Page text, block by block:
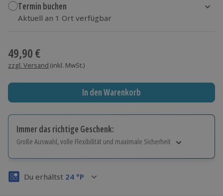
Termin buchen
Aktuell an 1 Ort verfügbar
49,90 €
zzgl. Versand (inkl. MwSt.)
In den Warenkorb
Immer das richtige Geschenk:
Große Auswahl, volle Flexibilität und maximale Sicherheit
Volle Flexibilität
Du erhältst 24 °P